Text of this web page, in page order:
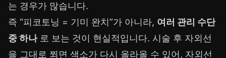
는 경우가 많습니다.
즉 “피코토닝 = 기미 완치”가 아니라, 여러 관리 수단
중 하나로 보는 것이 현실적입니다. 시술 후 자외선
을 그대로 쬐면 색소가 다시 올라올 수 있어, 자외선